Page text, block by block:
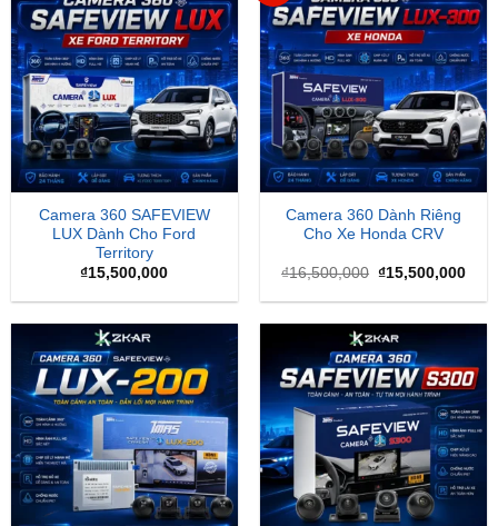
Camera 360 SAFEVIEW
LUX Dành Cho Ford
Territory
₫15,500,000
Camera 360 Dành Riêng
Cho Xe Honda CRV
₫16,500,000 Giá
là:
₫15,500,000Giá
tại